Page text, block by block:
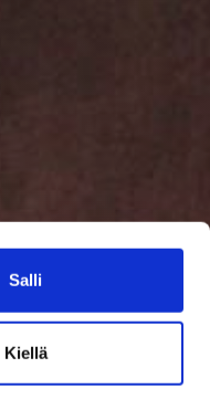
Salli
Kiellä